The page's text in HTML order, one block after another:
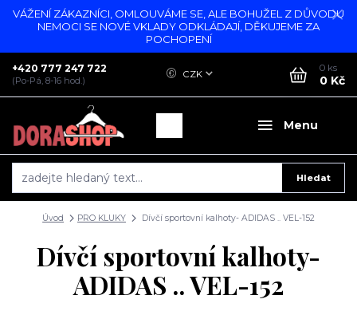
VÁŽENÍ ZÁKAZNÍCI, OMLOUVÁME SE, ALE BOHUŽEL Z DŮVODU
NEMOCI SE NOVÉ VKLADY ODKLÁDAJÍ, DĚKUJEME ZA
POCHOPENÍ
Menu
CZK
Hledat
+420 777 247 722
(Po-Pá, 8-16 hod.)
0 ks
0 Kč
Úvod PRO KLUKY Dívčí sportovní kalhoty- ADIDAS .. VEL-152
Dívčí sportovní kalhoty-
ADIDAS .. VEL-152